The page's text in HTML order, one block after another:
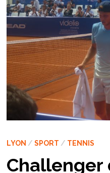
LYON / SPORT / TENNIS
Challenger